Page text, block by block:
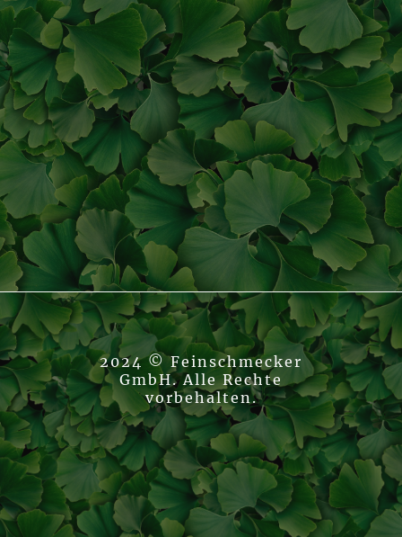
2024 © Feinschmecker
GmbH. Alle Rechte
vorbehalten.